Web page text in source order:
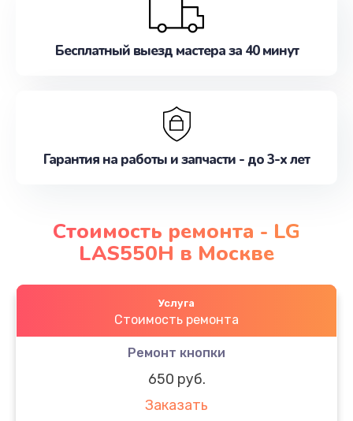
Бесплатный выезд мастера за 40 минут
Гарантия на работы и запчасти - до 3-х лет
Стоимость ремонта - LG
LAS550H в Москве
Услуга
Стоимость ремонта
Ремонт кнопки
650 руб.
Заказать